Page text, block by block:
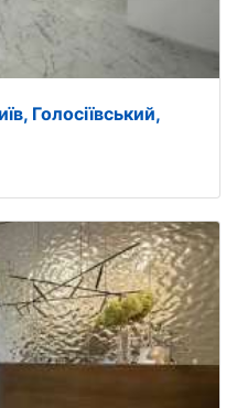
Голосіївський,